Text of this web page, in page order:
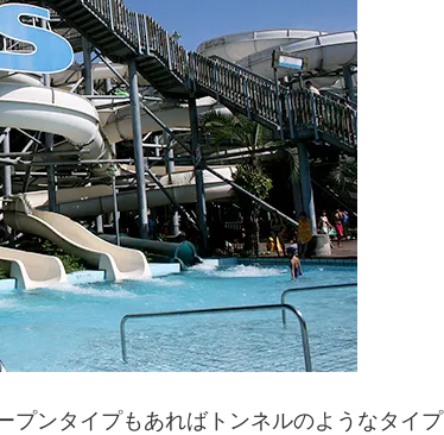
プンタイプもあればトンネルのようなタイプ